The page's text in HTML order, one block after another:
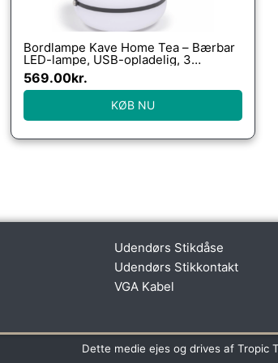
Bordlampe Kave Home Tea – Bærbar
LED-lampe, USB-opladelig, 3
lysniveauer, Sort
569.00kr.
KØB NU
Udendørs Stikdåse
Udendørs Stikkontakt
VGA Kabel
Dette medie ejes og drives af Tropic